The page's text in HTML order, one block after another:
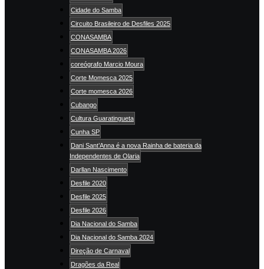
Cidade do Samba
Circuito Brasileiro de Desfiles 2025
CONASAMBA
CONASAMBA 2026
coreógrafo Marcio Moura
Corte Momesca 2025
Corte momesca 2026
Cubango
Cultura Guaratingueta
Cunha SP
Dani Sant’Anna é a nova Rainha de bateria da
Independentes de Olaria
Darllan Nascimento
Desfile 2020
Desfile 2025
Desfile 2026
Dia Nacional do Samba
Dia Nacional do Samba 2024
Direção de Carnaval
Dragões da Real